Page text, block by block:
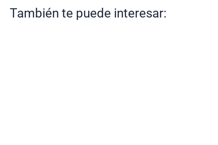
También te puede interesar: